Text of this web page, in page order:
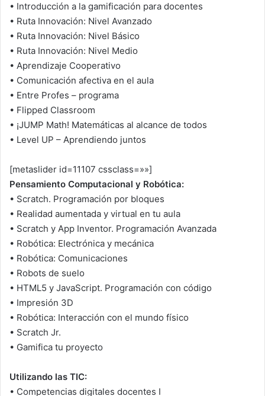
• Introducción a la gamificación para docentes
• Ruta Innovación: Nivel Avanzado
• Ruta Innovación: Nivel Básico
• Ruta Innovación: Nivel Medio
• Aprendizaje Cooperativo
• Comunicación afectiva en el aula
• Entre Profes – programa
• Flipped Classroom
• ¡JUMP Math! Matemáticas al alcance de todos
• Level UP – Aprendiendo juntos
[metaslider id=11107 cssclass=»»]
Pensamiento Computacional y Robótica:
• Scratch. Programación por bloques
• Realidad aumentada y virtual en tu aula
• Scratch y App Inventor. Programación Avanzada
• Robótica: Electrónica y mecánica
• Robótica: Comunicaciones
• Robots de suelo
• HTML5 y JavaScript. Programación con código
• Impresión 3D
• Robótica: Interacción con el mundo físico
• Scratch Jr.
• Gamifica tu proyecto
Utilizando las TIC:
• Competencias digitales docentes I